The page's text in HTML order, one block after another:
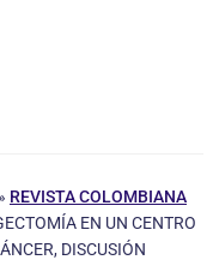
» REVISTA COLOMBIANA
EN UN CENTRO
DISCUSIÓN